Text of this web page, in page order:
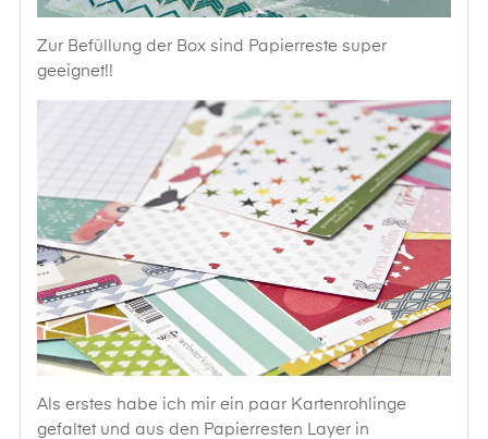
Zur Befüllung der Box sind Papierreste super
geeignet!!
Als erstes habe ich mir ein paar Kartenrohlinge
gefaltet und aus den Papierresten Layer in